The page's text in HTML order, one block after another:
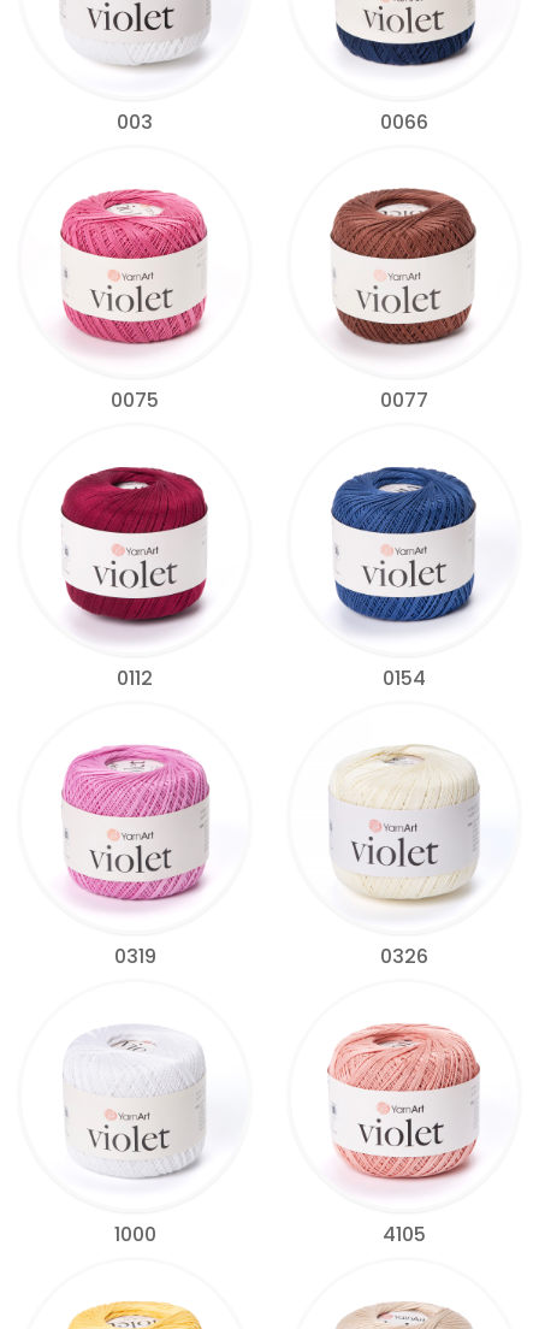
003 0066
0075 0077
0112 0154
0319 0326
1000 4105